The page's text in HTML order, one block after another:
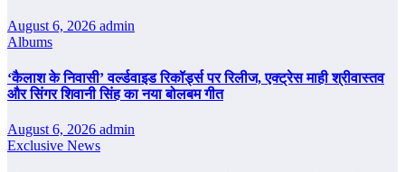
August 6, 2026 admin
Albums
‘कैलाश के निवासी’ वर्ल्डवाइड रिकॉर्ड्स पर रिलीज, एक्ट्रेस माही श्रीवास्तव
और सिंगर शिवानी सिंह का नया बोलबम गीत
August 6, 2026 admin
Exclusive News